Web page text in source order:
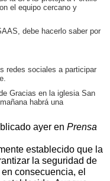
el equipo cercano y
debe hacerlo saber por
redes sociales a participar
Gracias en la iglesia San
habrá una
ayer en Prensa
establecido que la
la seguridad de
consecuencia, el